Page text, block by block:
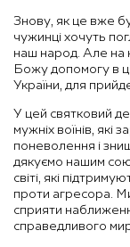
Знову, як це вже
чужинці хочуть
наш народ. Але на
Божу допомогу в
України, для
У цей святковий
мужніх воїнів, які
поневолення і
дякуємо нашим
світі, які
проти агресора.
сприяти
справедливого